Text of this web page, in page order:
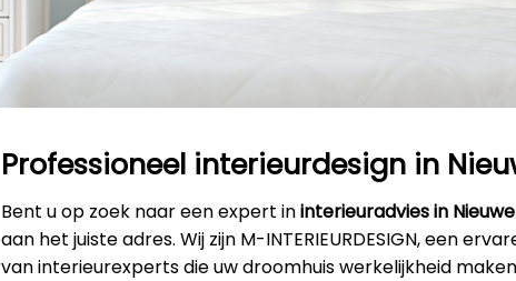
Professioneel interieurdesign in
Bent u op zoek naar een expert ininterieuradvies in
aan het juiste adres. Wij zijn M-INTERIEURDESIGN, een
van interieurexperts die uw droomhuis werkelijkheid